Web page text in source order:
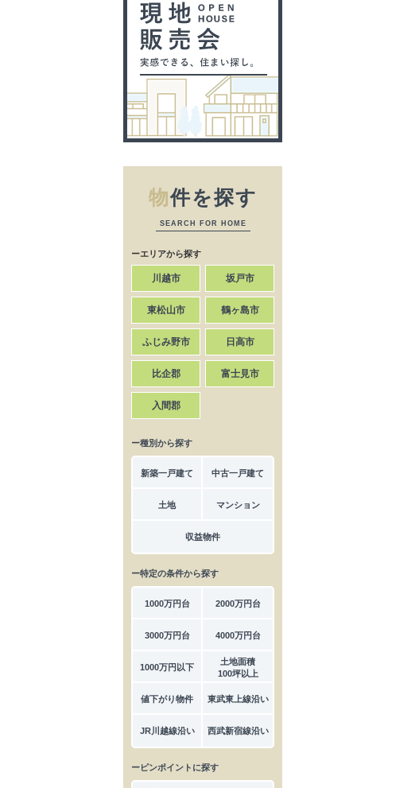
物件を探す
SEARCH FOR HOME
ーエリアから探す
川越市 坂戸市
東松山市 鶴ヶ島市
ふじみ野市 日高市
比企郡 富士見市
入間郡
ー種別から探す
新築一戸建て 中古一戸建て
土地 マンション
収益物件
ー特定の条件から探す
1000万円台 2000万円台
3000万円台 4000万円台
1000万円以下
土地面積
100坪以上
値下がり物件 東武東上線沿い
JR川越線沿い 西武新宿線沿い
ーピンポイントに探す